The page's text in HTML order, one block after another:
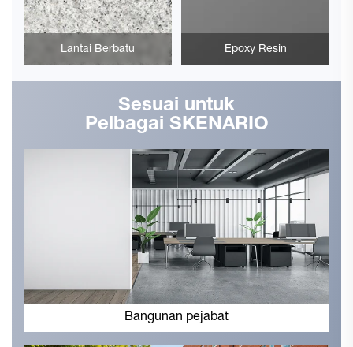
Lantai Berbatu Epoxy Resin
Sesuai untuk
Pelbagai SKENARIO
Bangunan pejabat